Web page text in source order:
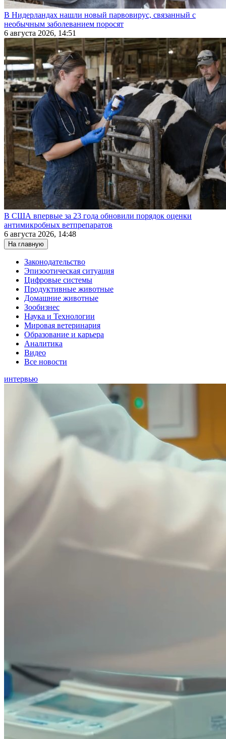
В Нидерландах нашли новый парвовирус, связанный с
необычным заболеванием поросят
6 августа 2026, 14:51
В США впервые за 23 года обновили порядок оценки
антимикробных ветпрепаратов
6 августа 2026, 14:48
На главную
Законодательство
Эпизоотическая ситуация
Цифровые системы
Продуктивные животные
Домашние животные
Зообизнес
Наука и Технологии
Мировая ветеринария
Образование и карьера
Аналитика
Видео
Все новости
интервью